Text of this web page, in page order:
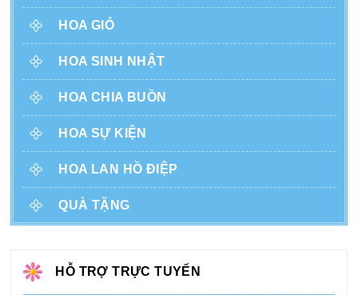
HOA GIỎ
HOA SINH NHẬT
HOA CHIA BUỒN
HOA SỰ KIỆN
HOA LAN HỒ ĐIỆP
QUÀ TẶNG
HỖ TRỢ TRỰC TUYẾN